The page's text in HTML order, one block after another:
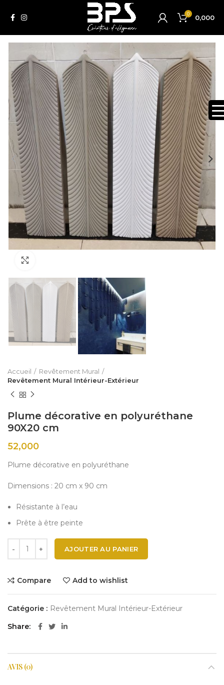
0 0,000
Accueil
Revêtement Mural
Revêtement Mural Intérieur-Extérieur
Plume décorative en polyuréthane
90X20 cm
52,000
Plume décorative en polyuréthane
Dimensions : 20 cm x 90 cm
Résistante à l’eau
Prête à être peinte
AJOUTER AU PANIER
Compare Add to wishlist
Catégorie : Revêtement Mural Intérieur-Extérieur
Share
AVIS (0)